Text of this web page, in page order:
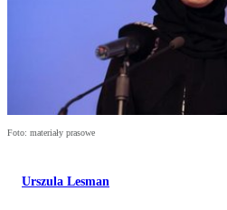
Foto: materiały prasowe
Urszula Lesman